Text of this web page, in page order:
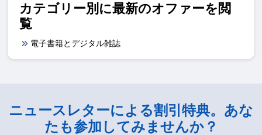
カテゴリー別に最新のオファーを閲
覧
電子書籍とデジタル雑誌
ニュースレターによる割引特典。あな
たも参加してみませんか？